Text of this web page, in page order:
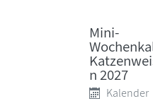
Mini-
n 2027
Kalender